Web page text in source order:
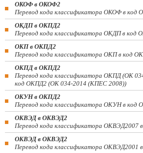
ОКОФ в ОКОФ2
Перевод кода классификатора ОКОФ в код
ОКДП в ОКПД2
Перевод кода классификатора ОКДП в код
ОКП в ОКПД2
Перевод кода классификатора ОКП в код
ОКПД в ОКПД2
Перевод кода классификатора ОКПД (ОК
код ОКПД2 (ОК 034-2014 (КПЕС 2008))
ОКУН в ОКПД2
Перевод кода классификатора ОКУН в код
ОКВЭД в ОКВЭД2
Перевод кода классификатора ОКВЭД2007
ОКВЭД в ОКВЭД2
Перевод кода классификатора ОКВЭД2001